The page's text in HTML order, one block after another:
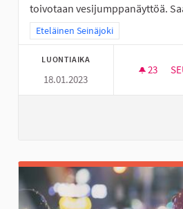
toivotaan vesijumppanäyttöä.
Rajaa tulokset teeman mukaan:
Eteläinen Seinäjoki
LUONTIAIKA
18.01.2023
23 23